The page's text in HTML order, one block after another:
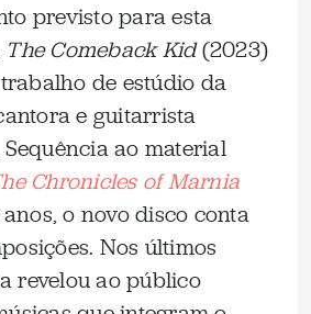
previsto para esta
The Comeback Kid(2023)
de estúdio da
e guitarrista
Sequência ao material
Chronicles of Marnia
o novo disco conta
Nos últimos
revelou ao público